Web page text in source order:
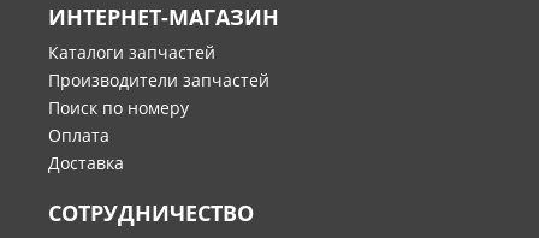
ИНТЕРНЕТ-МАГАЗИН
Каталоги запчастей
Производители запчастей
Поиск по номеру
Оплата
Доставка
СОТРУДНИЧЕСТВО